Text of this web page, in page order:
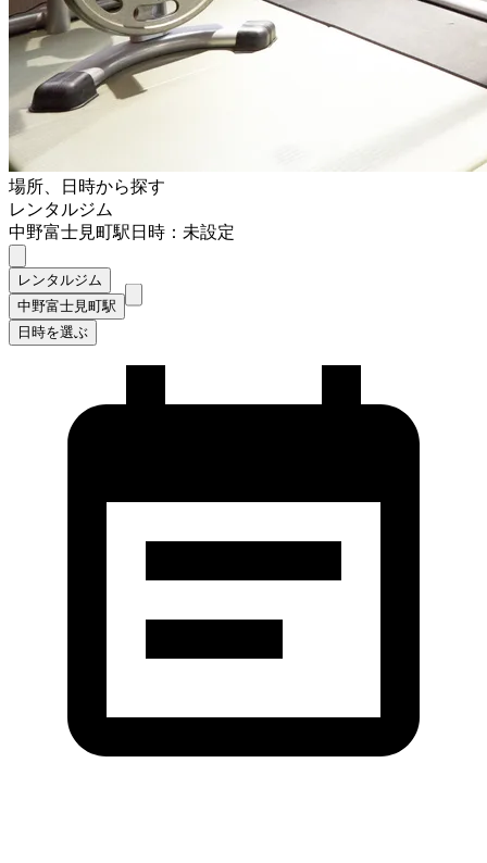
場所、日時から探す
レンタルジム
中野富士見町駅日時：未設定
レンタルジム
中野富士見町駅
日時を選ぶ